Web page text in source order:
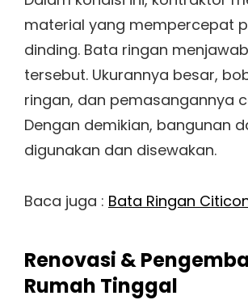
material yang mempercepat
dinding. Bata ringan
tersebut. Ukurannya besar,
ringan, dan pemasangannya
Dengan demikian, bangunan
digunakan dan disewakan.
Baca juga : Bata Ringan
Renovasi &
Rumah Tinggal